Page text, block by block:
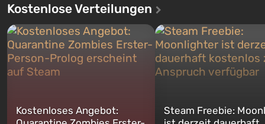
Kostenlose Verteilungen
Kostenloses Angebot:
Steam Freebie: